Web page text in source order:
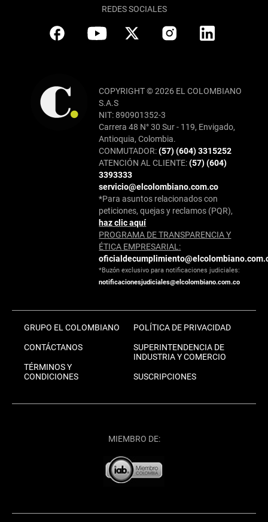
REDES SOCIALES
COPYRIGHT © 2026 EL COLOMBIANO
S.A.S
NIT: 890901352-3
Carrera 48 N° 30 Sur - 119, Envigado,
Antioquia, Colombia.
CONMUTADOR:(57) (604) 3315252
ATENCIÓN AL CLIENTE:(57) (604)
3393333
servicio@elcolombiano.com.co
*Para asuntos relacionados con
peticiones, quejas y reclamos (PQR),
haz clic aquí
PROGRAMA DE TRANSPARENCIA Y
ÉTICA EMPRESARIAL:
*Buzón exclusivo para notificaciones judiciales:
notificacionesjudiciales@elcolombiano.com.co
GRUPO EL COLOMBIANO
CONTÁCTANOS
TÉRMINOS Y
CONDICIONES
POLÍTICA DE PRIVACIDAD
SUPERINTENDENCIA DE
INDUSTRIA Y COMERCIO
SUSCRIPCIONES
MIEMBRO DE: